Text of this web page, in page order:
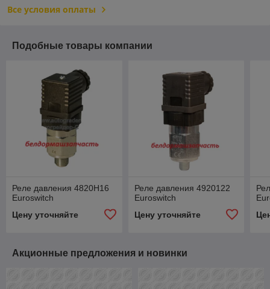
Все условия оплаты
Подобные товары компании
Реле давления 4820H16
Euroswitch
Цену уточняйте
Реле давления 4920122
Euroswitch
Цену уточняйте
Акционные предложения и новинки